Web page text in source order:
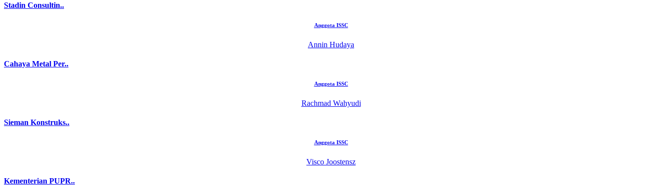
Stadin Consultin..
Anggota ISSC
Annin Hudaya
Cahaya Metal Per..
Anggota ISSC
Rachmad Wahyudi
Sieman Konstruks..
Anggota ISSC
Visco Joostensz
Kementerian PUPR..